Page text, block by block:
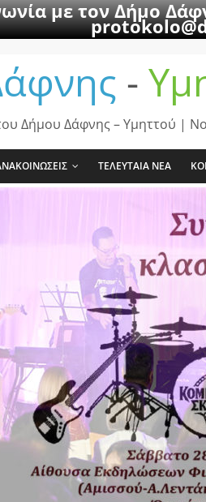
με τον Δήμο
-
Δήμου Δάφνης – Υμηττού |
ΤΕΛΕΥΤΑΙΑ ΝΕΑ